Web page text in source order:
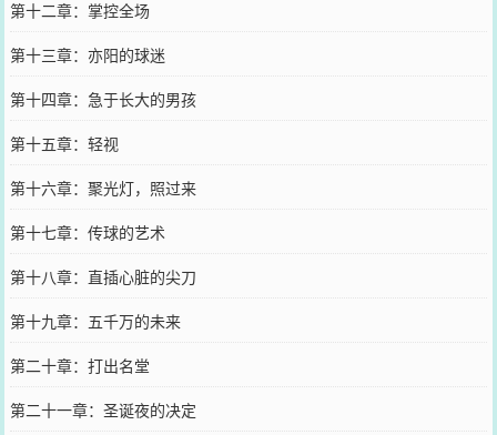
第十二章：掌控全场
第十三章：亦阳的球迷
第十四章：急于长大的男孩
第十五章：轻视
第十六章：聚光灯，照过来
第十七章：传球的艺术
第十八章：直插心脏的尖刀
第十九章：五千万的未来
第二十章：打出名堂
第二十一章：圣诞夜的决定